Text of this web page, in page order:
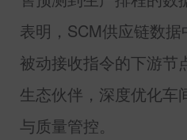
表明， SCM供应链数据
被动接收指令的下游节
生态伙伴，深度优化车
与质量管控。